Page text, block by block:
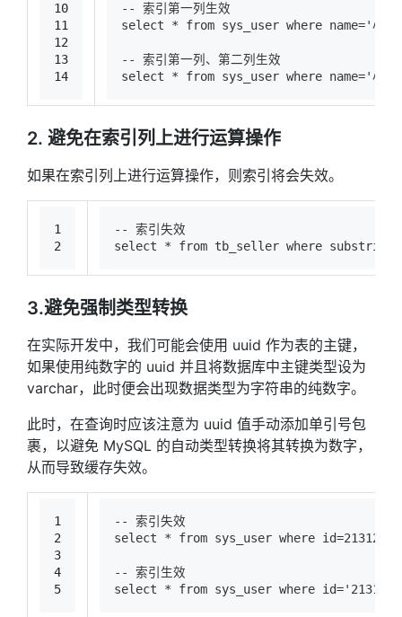
10
11
12
13
14
-- 索引第一列生效
select * from sys_user where name='小
-- 索引第一列、第二列生效
select * from sys_user where name='小
2. 避免在索引列上进行运算操作
如果在索引列上进行运算操作，则索引将会失效。
1
2
-- 索引失效
select * from tb_seller where
3.避免强制类型转换
在实际开发中，我们可能会使用 uuid 作为表的主键，
如果使用纯数字的 uuid 并且将数据库中主键类型设为
varchar，此时便会出现数据类型为字符串的纯数字。
此时，在查询时应该注意为 uuid 值手动添加单引号包
裹，以避免 MySQL 的自动类型转换将其转换为数字，
从而导致缓存失效。
1
2
3
4
5
-- 索引失效
select * from sys_user where
-- 索引生效
select * from sys_user where